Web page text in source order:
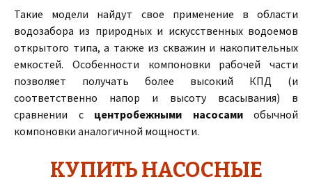
Такие модели найдут свое применение в области
водозабора из природных и искусственных водоемов
открытого типа, а также из скважин и накопительных
емкостей. Особенности компоновки рабочей части
позволяет получать более высокий КПД (и
соответственно напор и высоту всасывания) в
сравнении с центробежными насосамиобычной
компоновки аналогичной мощности.
КУПИТЬ НАСОСНЫЕ